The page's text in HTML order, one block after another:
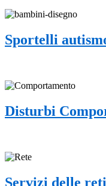
Sportelli
Disturbi
Servizi delle reti